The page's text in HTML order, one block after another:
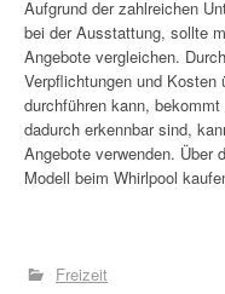
Aufgrund der zahlreichen
bei der Ausstattung, sollte
Angebote vergleichen.
Verpflichtungen und Kosten
durchführen kann,
dadurch erkennbar sind,
Angebote verwenden. Über
Modell beim Whirlpool
Freizeit